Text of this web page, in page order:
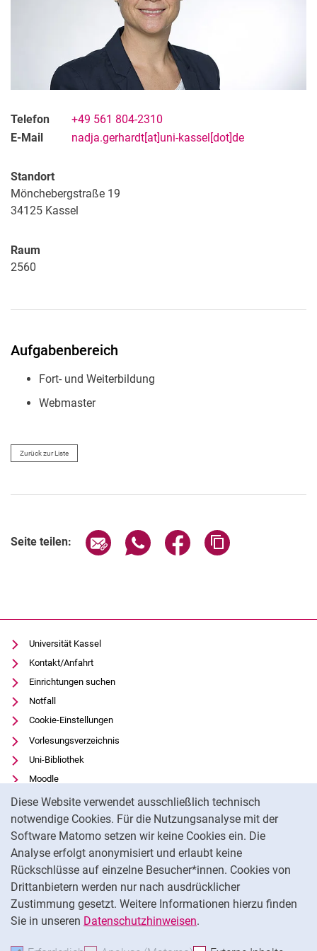
Diese Website verwendet ausschließlich technisch
notwendige Cookies. Für die Nutzungsanalyse mit der
Software Matomo setzen wir keine Cookies ein. Die
Analyse erfolgt anonymisiert und erlaubt keine
Rückschlüsse auf einzelne Besucher*innen. Cookies von
Drittanbietern werden nur nach ausdrücklicher
Zustimmung gesetzt. Weitere Informationen hierzu finden
Sie in unseren Datenschutzhinweisen.
Telefon
+49 561 804-2310
E-Mail
nadja.gerhardt[at]uni-kassel[dot]de
Standort
Mönchebergstraße 19
34125 Kassel
Raum
2560
Aufgabenbereich
Fort- und Weiterbildung
Webmaster
Zurück zur Liste
Seite teilen: Seite über E-Mail teilen
Seite über WhatsApp teilen
Seite über Facebook
Universität Kassel
Kontakt/Anfahrt
Einrichtungen suchen
Notfall
Cookie-Einstellungen
Vorlesungsverzeichnis
Uni-Bibliothek
Moodle
Panopto
Datenschutz
Barrierefreiheit
Transparenter KI-Einsatz
Impressum